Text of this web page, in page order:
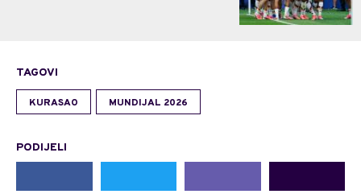
TAGOVI
KURASAO MUNDIJAL 2026
PODIJELI